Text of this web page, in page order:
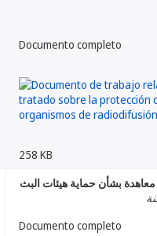
Documento completo
258 KB
بشأن حماية هيئات البث
Documento completo